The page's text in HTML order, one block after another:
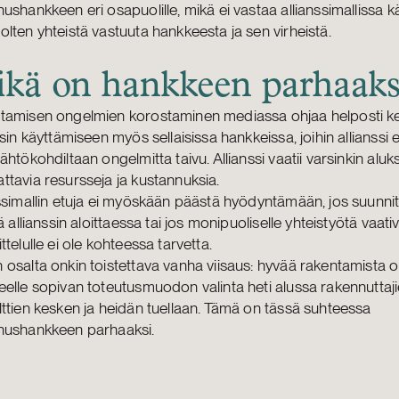
eri osapuolille, mikä ei vastaa allianssimallissa
yhteistä vastuuta hankkeesta ja sen virheistä.
on hankkeen
ongelmien korostaminen mediassa ohjaa helposti
käyttämiseen myös sellaisissa hankkeissa, joihin allianssi
ongelmitta taivu. Allianssi vaatii varsinkin
resursseja ja kustannuksia.
etuja ei myöskään päästä hyödyntämään, jos
allianssin aloittaessa tai jos monipuoliselle yhteistyötä
ei ole kohteessa tarvetta.
osalta onkin toistettava vanha viisaus: hyvää rakentamista
sopivan toteutusmuodon valinta heti alussa
kesken ja heidän tuellaan. Tämä on tässä suhteessa
parhaaksi.